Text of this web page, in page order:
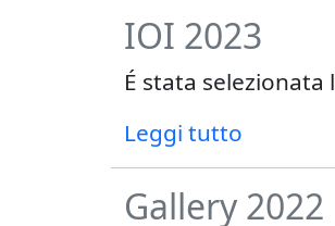
IOI 2023
É stata
Leggi tutto
Gallery 2022